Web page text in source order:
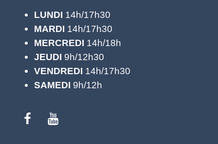
LUNDI 14h/17h30
MARDI 14h/17h30
MERCREDI 14h/18h
JEUDI 9h/12h30
VENDREDI 14h/17h30
SAMEDI 9h/12h